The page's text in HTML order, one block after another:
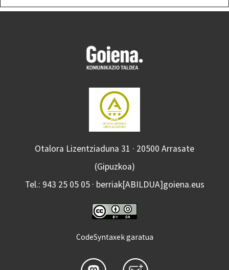
Otalora Lizentziaduna 31 · 20500 Arrasate
(Gipuzkoa)
Tel.: 943 25 05 05 · berriak[ABILDUA]goiena.eus
CodeSyntaxek garatua